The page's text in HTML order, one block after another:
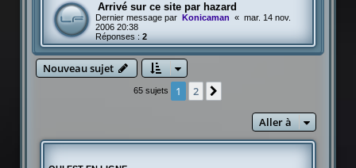
Arrivé sur ce site par hazard
Dernier message par Konicaman « mar. 14 nov.
2006 20:38
Réponses : 2
Nouveau sujet
65 sujets 1 2
Aller à